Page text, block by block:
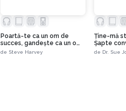
Poartă-te ca un om de
succes, gandeşte ca un om
de succes
de Steve Harvey
Ţine-mă
Șapte
viaţă de
de Dr. Sue